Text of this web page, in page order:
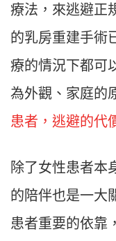
療法，來逃避正
的乳房重建手術
療的情況下都可
為外觀、家庭的
患者，逃避的代
除了女性患者本
的陪伴也是一大
患者重要的依靠